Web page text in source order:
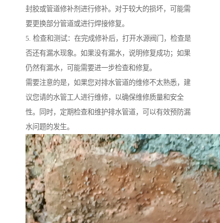
封胶或管道修补剂进行修补。对于较大的损坏，可能需
要更换部分管道或进行焊接修复。
5. 检查和测试：在完成修补后，打开水源阀门，检查是
否还有漏水现象。如果没有漏水，说明修复成功；如果
仍然有漏水，可能需要进一步检查和修复。
需要注意的是，如果您对排水管道的维修不太熟悉，建
议您请的水管工人进行维修，以确保维修质量和安全
性。同时，定期检查和维护排水管道，可以有效预防漏
水问题的发生。